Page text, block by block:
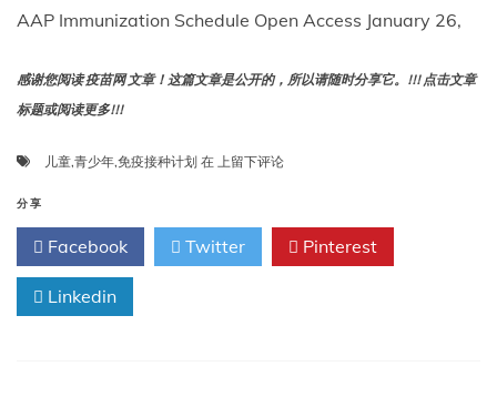
AAP Immunization Schedule Open Access January 26,
感谢您阅读 疫苗网 文章！这篇文章是公开的，所以请随时分享它。!!! 点击文章
标题或阅读更多!!!
儿童,青少年,免疫接种计划 在 美
年
儿
童
上留下评论
分享
Facebook Twitter Pinterest
Linkedin